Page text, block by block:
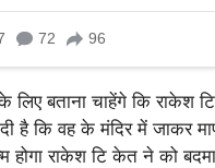
लिए बताना चाहेंगे कि राकेश
है कि वह के मंदिर में जाकर
होगा राकेश टि केत ने को